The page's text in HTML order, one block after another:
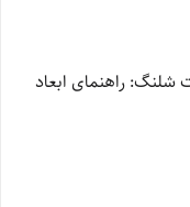
شلنگ: راهنمای ابعاد